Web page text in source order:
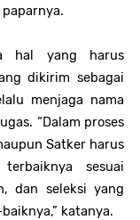
hal yang harus
dikirim sebagai
menjaga nama
“Dalam proses
Satker harus
sesuai
dan seleksi yang
katanya.